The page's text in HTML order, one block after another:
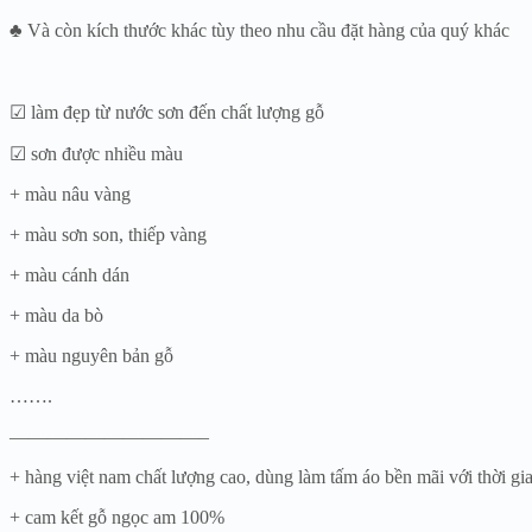
♣ Và còn kích thước khác tùy theo nhu cầu đặt hàng của quý khác
☑ làm đẹp từ nước sơn đến chất lượng gỗ
☑ sơn được nhiều màu
+ màu nâu vàng
+ màu sơn son, thiếp vàng
+ màu cánh dán
+ màu da bò
+ màu nguyên bản gỗ
…….
——————————–
+ hàng việt nam chất lượng cao, dùng làm tấm áo bền mãi với thời
+ cam kết gỗ ngọc am 100%